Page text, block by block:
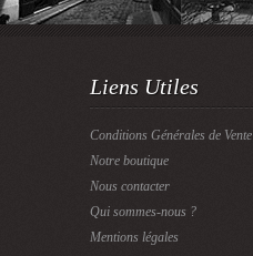
Liens Utiles
Conditions Générales de Vente
Notre boutique
Nous contacter
Qui sommes-nous ?
Mentions légales